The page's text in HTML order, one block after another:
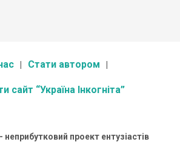
Стати автором
сайт “Україна Інкогніта”
- неприбутковий проект ентузіастів